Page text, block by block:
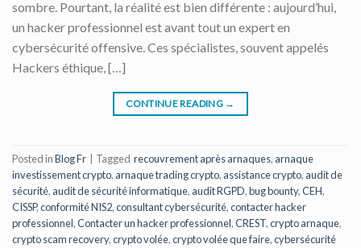
sombre. Pourtant, la réalité est bien différente : aujourd’hui,
un hacker professionnel est avant tout un expert en
cybersécurité offensive. Ces spécialistes, souvent appelés
Hackers éthique, […]
CONTINUE READING →
Posted inBlog Fr Tagged recouvrement après arnaques, arnaque
investissement crypto, arnaque trading crypto, assistance crypto, audit de
sécurité, audit de sécurité informatique, audit RGPD,bug bounty,CEH,
CISSP,conformité NIS2,consultant cybersécurité,contacter hacker
professionnel,Contacter un hacker professionnel,CREST,crypto arnaque,
crypto scam recovery,crypto volée,crypto volée que faire,cybersécurité